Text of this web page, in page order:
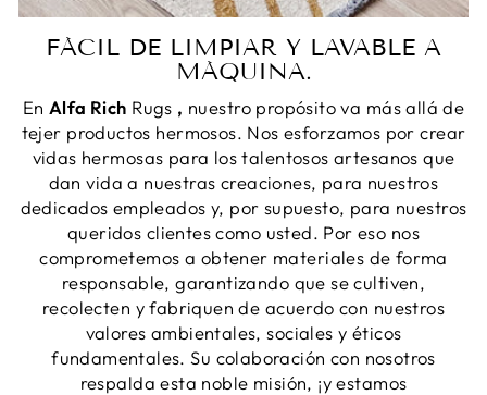
FÁCIL DE LIMPIAR Y LAVABLE A
MÁQUINA.
En Alfa Rich Rugs , nuestro propósito va más allá de
tejer productos hermosos. Nos esforzamos por crear
vidas hermosas para los talentosos artesanos que
dan vida a nuestras creaciones, para nuestros
dedicados empleados y, por supuesto, para nuestros
queridos clientes como usted. Por eso nos
comprometemos a obtener materiales de forma
responsable, garantizando que se cultiven,
recolecten y fabriquen de acuerdo con nuestros
valores ambientales, sociales y éticos
fundamentales. Su colaboración con nosotros
respalda esta noble misión, ¡y estamos